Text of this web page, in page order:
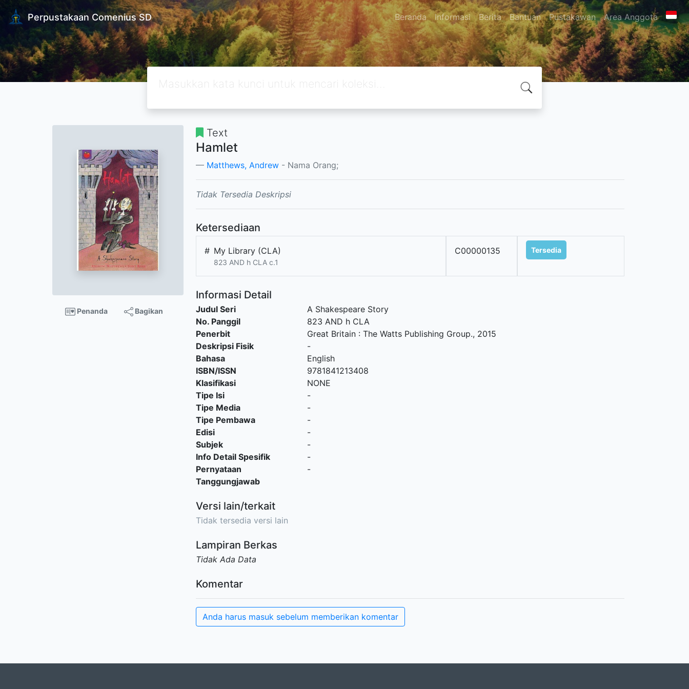
Perpustakaan Comenius SD Beranda Informasi Berita Bantuan Pustakawan Area Anggota
Penanda Bagikan
Text
Hamlet
Matthews, Andrew - Nama Orang;
Tidak Tersedia Deskripsi
Ketersediaan
# My Library (CLA)
823 AND h CLA c.1
C00000135 Tersedia
Informasi Detail
Judul Seri
A Shakespeare Story
No. Panggil
823 AND h CLA
Penerbit
Great Britain: The Watts Publishing Group., 2015
Deskripsi Fisik
-
Bahasa
English
ISBN/ISSN
9781841213408
Klasifikasi
NONE
Tipe Isi
-
Tipe Media
-
Tipe Pembawa
-
Edisi
-
Subjek
-
Info Detail Spesifik
-
Pernyataan
Tanggungjawab
-
Versi lain/terkait
Tidak tersedia versi lain
Lampiran Berkas
Tidak Ada Data
Komentar
Anda harus masuk sebelum memberikan komentar